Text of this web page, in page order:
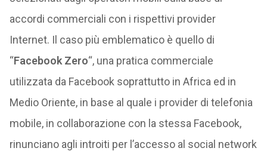
accordi commerciali con i rispettivi provider
Internet. Il caso più emblematico è quello di
“Facebook Zero“, una pratica commerciale
utilizzata da Facebook soprattutto in Africa ed in
Medio Oriente, in base al quale i provider di telefonia
mobile, in collaborazione con la stessa Facebook,
rinunciano agli introiti per l’accesso al social network